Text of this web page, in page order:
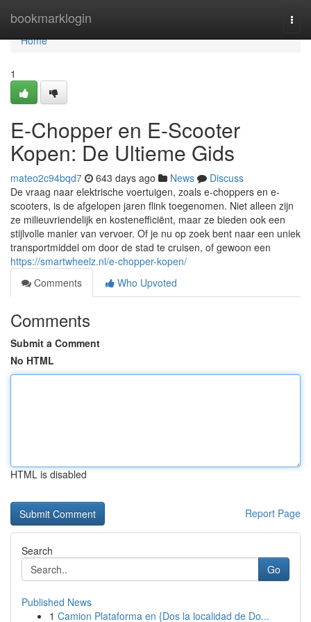
bookmarklogin
Home
Home
1
E-Chopper en E-Scooter
Kopen: De Ultieme Gids
mateo2c94bqd7 643 days ago News
Discuss
De vraag naar elektrische voertuigen, zoals e-choppers en e-
scooters, is de afgelopen jaren flink toegenomen. Niet alleen zijn
ze milieuvriendelijk en kostenefficiënt, maar ze bieden ook een
stijlvolle manier van vervoer. Of je nu op zoek bent naar een uniek
transportmiddel om door de stad te cruisen, of gewoon een
https://smartwheelz.nl/e-chopper-kopen/
Comments
Who Upvoted
Comments
Submit a Comment
No HTML
HTML is disabled
Report Page
Search
Go
Published News
1 Camion Plataforma en {Dos la localidad de Do...